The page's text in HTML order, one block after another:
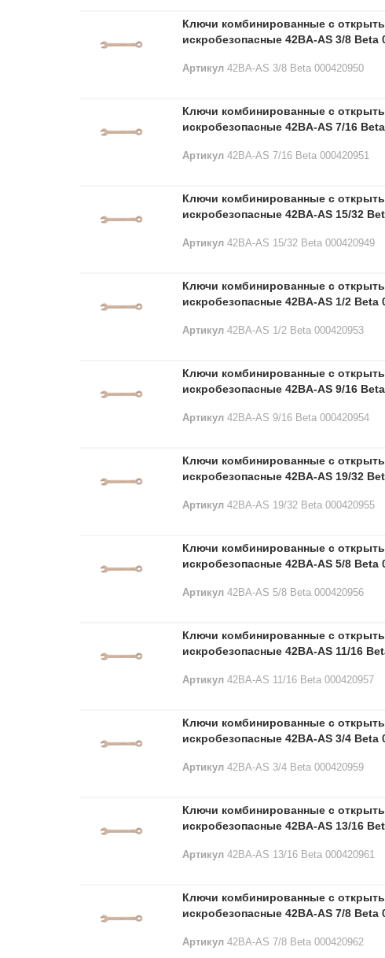
Ключи комбинированные с
искробезопасные 42BA-AS 3/8 Beta
Артикул 42BA-AS 3/8 Beta 000420950
Ключи комбинированные с
искробезопасные 42BA-AS 7/16
Артикул 42BA-AS 7/16 Beta 000420951
Ключи комбинированные с
искробезопасные 42BA-AS 15/32
Артикул 42BA-AS 15/32 Beta 000420949
Ключи комбинированные с
искробезопасные 42BA-AS 1/2 Beta
Артикул 42BA-AS 1/2 Beta 000420953
Ключи комбинированные с
искробезопасные 42BA-AS 9/16
Артикул 42BA-AS 9/16 Beta 000420954
Ключи комбинированные с
искробезопасные 42BA-AS 19/32
Артикул 42BA-AS 19/32 Beta 000420955
Ключи комбинированные с
искробезопасные 42BA-AS 5/8 Beta
Артикул 42BA-AS 5/8 Beta 000420956
Ключи комбинированные с
искробезопасные 42BA-AS 11/16
Артикул 42BA-AS 11/16 Beta 000420957
Ключи комбинированные с
искробезопасные 42BA-AS 3/4 Beta
Артикул 42BA-AS 3/4 Beta 000420959
Ключи комбинированные с
искробезопасные 42BA-AS 13/16
Артикул 42BA-AS 13/16 Beta 000420961
Ключи комбинированные с
искробезопасные 42BA-AS 7/8 Beta
Артикул 42BA-AS 7/8 Beta 000420962